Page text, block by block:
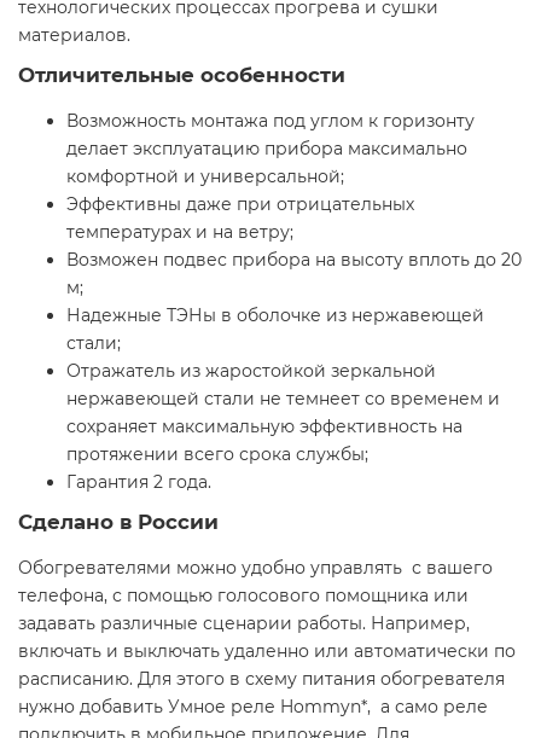
технологических процессах прогрева и сушки
материалов.
Отличительные особенности
Возможность монтажа под углом к горизонту
делает эксплуатацию прибора максимально
комфортной и универсальной;
Эффективны даже при отрицательных
температурах и на ветру;
Возможен подвес прибора на высоту вплоть до 20
м;
Надежные ТЭНы в оболочке из нержавеющей
стали;
Отражатель из жаростойкой зеркальной
нержавеющей стали не темнеет со временем и
сохраняет максимальную эффективность на
протяжении всего срока службы;
Гарантия 2 года.
Сделано в России
Обогревателями можно удобно управлять с вашего
телефона, с помощью голосового помощника или
задавать различные сценарии работы. Например,
включать и выключать удаленно или автоматически по
расписанию. Для этого в схему питания обогревателя
нужно добавить Умное реле Hommyn*, а само реле